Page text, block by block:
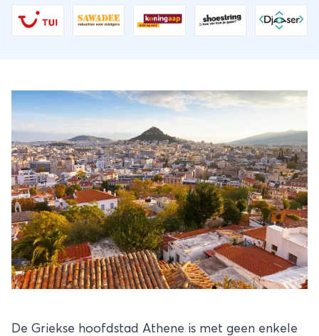
De Griekse hoofdstad Athene is met geen enkele